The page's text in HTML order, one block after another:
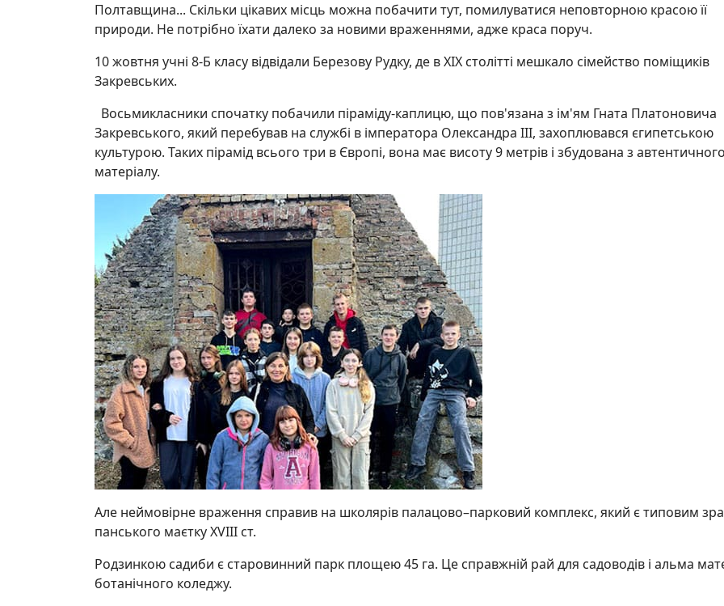
Полтавщина... Скільки цікавих місць можна побачити тут, помилуватися неповторною красою її
природи. Не потрібно їхати далеко за новими враженнями, адже краса поруч.
10 жовтня учні 8-Б класу відвідали Березову Рудку, де в XIX столітті мешкало сімейство поміщиків
Закревських.
Восьмикласники спочатку побачили піраміду-каплицю, що пов'язана з ім'ям Гната Платоновича
Закревського, який перебував на службі в імператора Олександра III, захоплювався єгипетською
культурою. Таких пірамід всього три в Європі, вона має висоту 9 метрів і збудована з
матеріалу.
Але неймовірне враження справив на школярів палацово–парковий комплекс, який є типовим
панського маєтку XVIII ст.
Родзинкою садиби є старовинний парк площею 45 га. Це справжній рай для садоводів і альма
ботанічного коледжу.